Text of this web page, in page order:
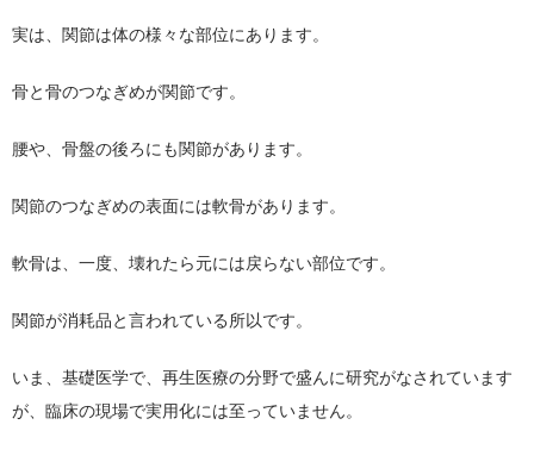
実は、関節は体の様々な部位にあります。
骨と骨のつなぎめが関節です。
腰や、骨盤の後ろにも関節があります。
関節のつなぎめの表面には軟骨があります。
軟骨は、一度、壊れたら元には戻らない部位です。
関節が消耗品と言われている所以です。
いま、基礎医学で、再生医療の分野で盛んに研究がなされています
が、臨床の現場で実用化には至っていません。